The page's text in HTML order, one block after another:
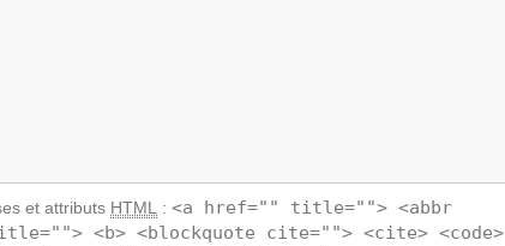
et attributs HTML : <a href="" title=""> <abbr
<b> <blockquote cite=""> <cite> <code>